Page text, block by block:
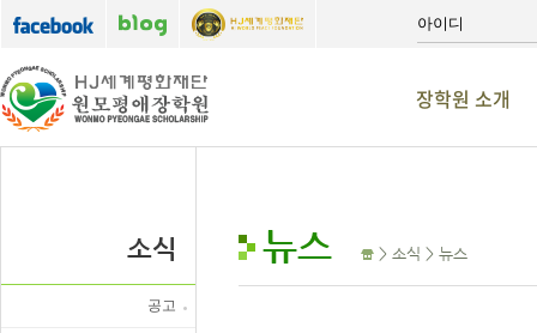
장학원 소개
소식
공고
뉴스 > 소식 > 뉴스